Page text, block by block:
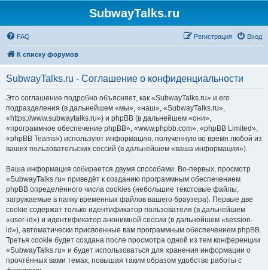
SubwayTalks.ru
FAQ Вход
Регистрация
К списку форумов
SubwayTalks.ru - Соглашение о конфиденциальности
Это соглашение подробно объясняет, как «SubwayTalks.ru» и его
подразделения (в дальнейшем «мы», «наш», «SubwayTalks.ru»,
«https://www.subwaytalks.ru») и phpBB (в дальнейшем «они»,
«программное обеспечение phpBB», «www.phpbb.com», «phpBB Limited»,
«phpBB Teams») используют информацию, полученную во время любой из
ваших пользовательских сессий (в дальнейшем «ваша информация»).
Ваша информация собирается двумя способами. Во-первых, просмотр
«SubwayTalks.ru» приведёт к созданию программным обеспечением
phpBB определённого числа cookies (небольшие текстовые файлы,
загружаемые в папку временных файлов вашего браузера). Первые две
cookie содержат только идентификатор пользователя (в дальнейшем
«user-id») и идентификатор анонимной сессии (в дальнейшем «session-
id»), автоматически присвоенные вам программным обеспечением phpBB.
Третья cookie будет создана после просмотра одной из тем конференции
«SubwayTalks.ru» и будет использоваться для хранения информации о
прочтённых вами темах, повышая таким образом удобство работы с